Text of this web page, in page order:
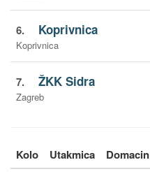
6. Koprivnica
Koprivnica
7. ŽKK Sidra
Zagreb
Kolo Utakmica Domacin